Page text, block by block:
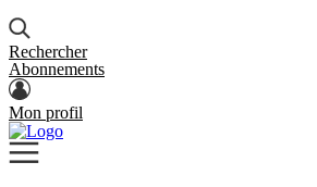
Rechercher
Abonnements
Mon profil